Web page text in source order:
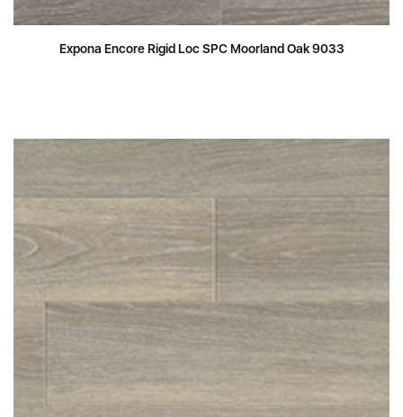
Expona Encore Rigid Loc SPC Moorland Oak 9033